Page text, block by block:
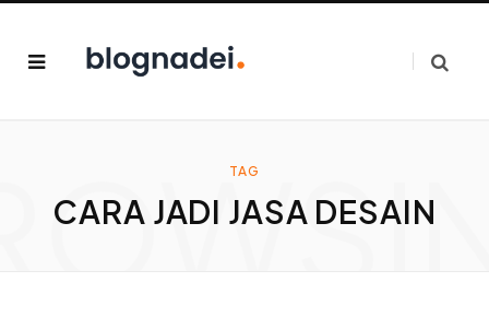
TAG
CARA JADI JASA DESAIN